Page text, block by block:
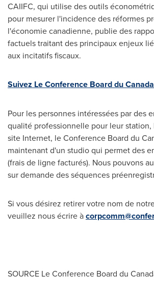
CAIIFC, qui utilise des outils
pour mesurer l'incidence des réformes
l'économie canadienne, publie des
factuels traitant des principaux enjeux
aux incitatifs fiscaux.
Suivez Le Conference Board duCanada
Pour les personnes intéressées par des
qualité professionnelle pour leur
site Internet, le Conference Board du
maintenant d'un studio qui permet des
(frais de ligne facturés). Nous pouvons
sur demande des séquences
Si vous désirez retirer votre nom de
veuillez nous écrire à
SOURCE Le Conference Board du